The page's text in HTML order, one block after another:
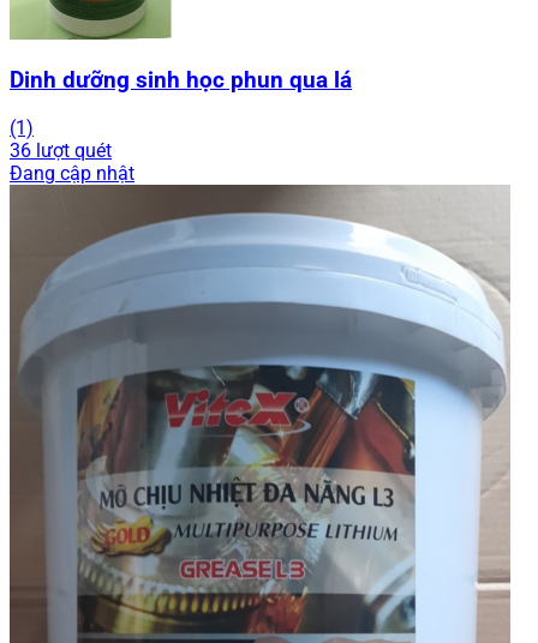
Dinh dưỡng sinh học phun qua lá
(1)
36 lượt quét
Đang cập nhật